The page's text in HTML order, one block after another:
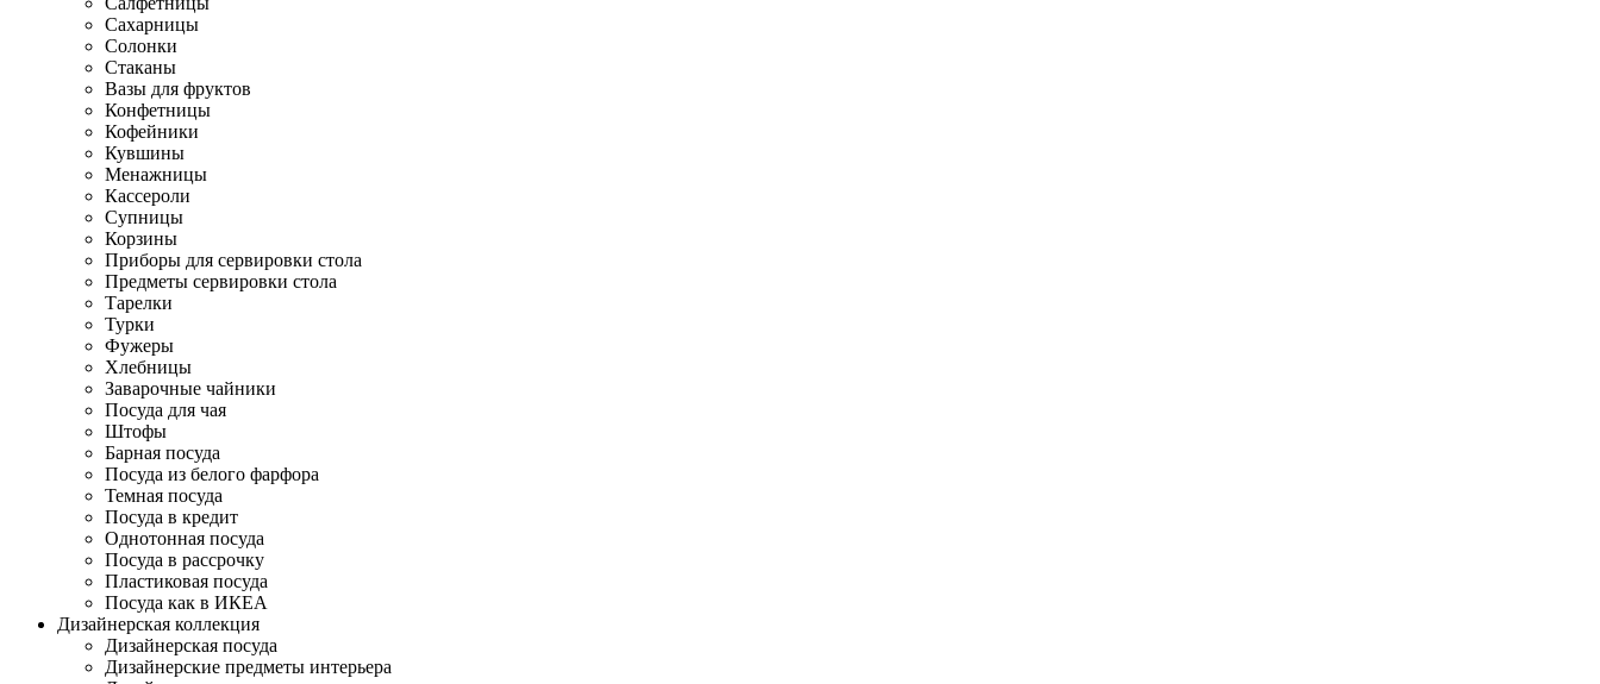
Сахарницы
Солонки
Стаканы
Вазы для фруктов
Конфетницы
Кофейники
Кувшины
Менажницы
Кассероли
Супницы
Корзины
Приборы для сервировки стола
Предметы сервировки стола
Тарелки
Турки
Фужеры
Хлебницы
Заварочные чайники
Посуда для чая
Штофы
Барная посуда
Посуда из белого фарфора
Темная посуда
Посуда в кредит
Однотонная посуда
Посуда в рассрочку
Пластиковая посуда
Посуда как в ИКЕА
Дизайнерская коллекция
Дизайнерская посуда
Дизайнерские предметы интерьера